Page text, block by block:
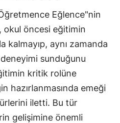
Eğlence"nin
okul öncesi eğitimin
kalmayıp, aynı zamanda
sunduğunu
kritik rolüne
hazırlanmasında emeği
iletti. Bu tür
gelişimine önemli